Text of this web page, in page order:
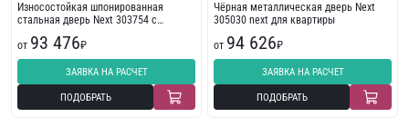
Износостойкая шпонированная
стальная дверь Next 303754 с
от 93 476₽
ЗАЯВКА НА РАСЧЕТ
ПОДОБРАТЬ
Чёрная металлическая дверь Next
305030 next для квартиры
от 94 626₽
ЗАЯВКА НА РАСЧЕТ
ПОДОБРАТЬ